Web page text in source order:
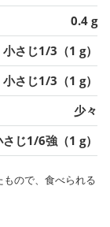
0.4 g
小さじ1/3（1 g）
小さじ1/3（1 g）
少々
じ1/6強（1 g）
ので、食べられる